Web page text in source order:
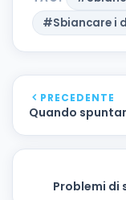
#Sbiancare i
PRECEDENTE
Quando
Problemi di